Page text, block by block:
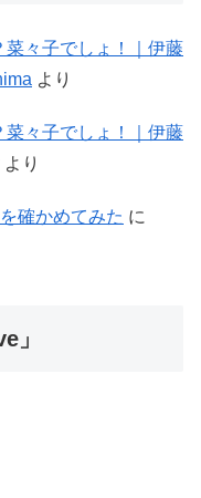
菜々子でしょ！｜伊藤
より
菜々子でしょ！｜伊藤
より
確かめてみた に
」